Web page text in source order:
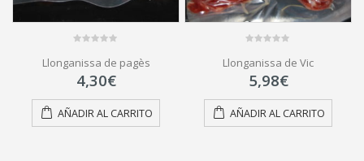
out
5
Llonganissa de pagès
4,30€
AÑADIR AL CARRITO
out
of
5
Llonganissa de Vic
5,98€
AÑADIR AL CARRITO